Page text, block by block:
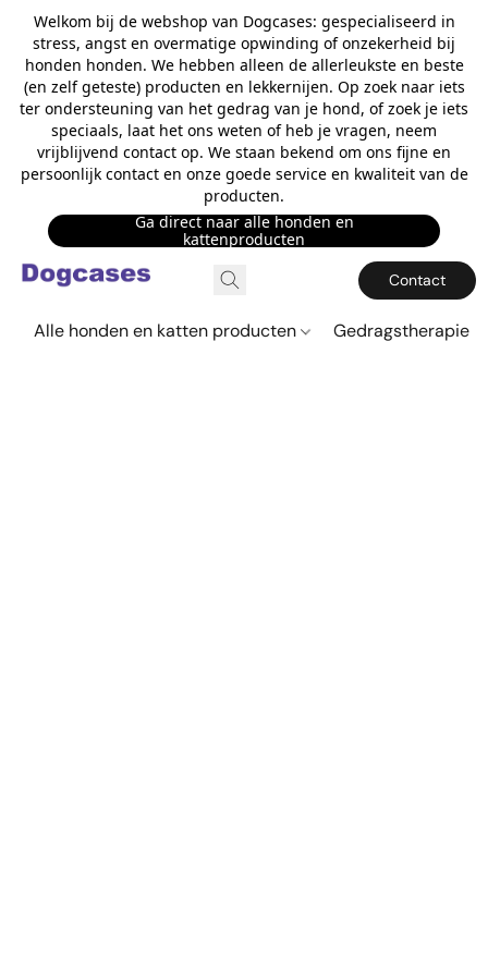
Welkom bij de webshop van Dogcases: gespecialiseerd in
stress, angst en overmatige opwinding of onzekerheid bij
honden honden. We hebben alleen de allerleukste en beste
(en zelf geteste) producten en lekkernijen. Op zoek naar iets
ter ondersteuning van het gedrag van je hond, of zoek je iets
speciaals, laat het ons weten of heb je vragen, neem
vrijblijvend contact op. We staan bekend om ons fijne en
persoonlijk contact en onze goede service en kwaliteit van de
producten.
Ga direct naar alle honden en
kattenproducten
Contact
Alle honden en katten producten Gedragstherapie